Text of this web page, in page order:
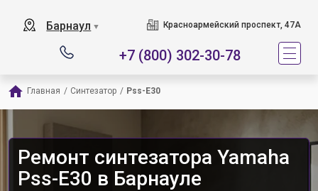
Барнаул ▼ Красноармейский проспект, 47А
+7 (800) 302-30-78
Главная / Синтезатор / Pss-E30
Ремонт синтезатора Yamaha
Pss-E30 в Барнауле